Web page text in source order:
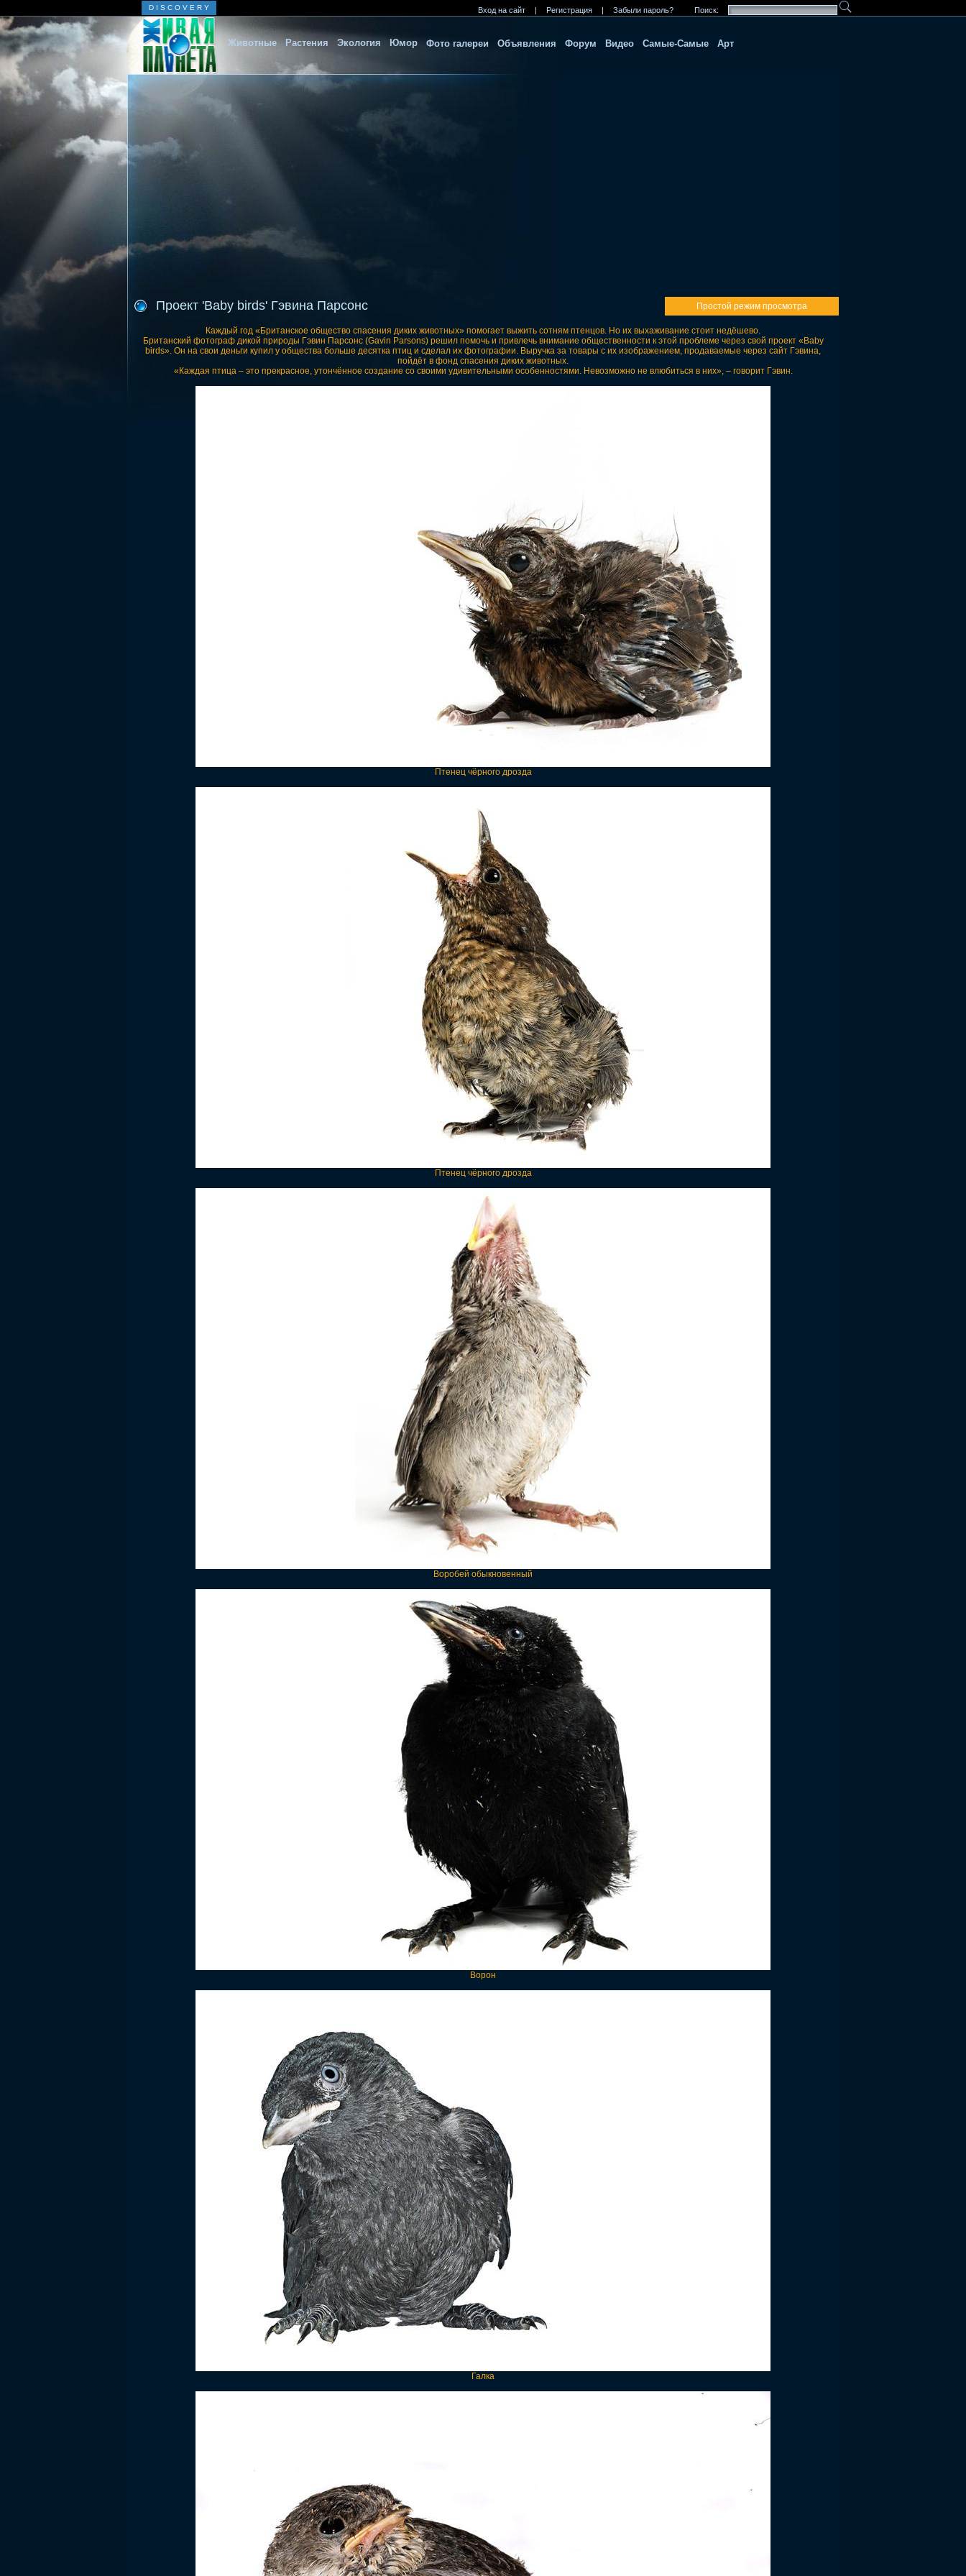
D I S C O V E R Y Вход на сайт | Регистрация | Забыли пароль? Поиск:
Животные Растения Экология Юмор Фото галереи Объявления Форум Видео Самые-Самые Арт
Проект 'Baby birds' Гэвина Парсонс Простой режим просмотра
Каждый год «Британское общество спасения диких животных» помогает выжить сотням птенцов. Но их выхаживание стоит недёшево.
Британский фотограф дикой природы Гэвин Парсонс (Gavin Parsons) решил помочь и привлечь внимание общественности к этой проблеме через свой проект «Baby
birds». Он на свои деньги купил у общества больше десятка птиц и сделал их фотографии. Выручка за товары с их изображением, продаваемые через сайт Гэвина,
пойдёт в фонд спасения диких животных.
«Каждая птица – это прекрасное, утончённое создание со своими удивительными особенностями. Невозможно не влюбиться в них», – говорит Гэвин.
Птенец чёрного дрозда
Птенец чёрного дрозда
Воробей обыкновенный
Ворон
Галка